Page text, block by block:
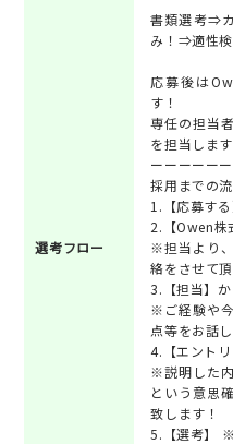
選考フロー
書類選考⇒
み！⇒適性検
応募後は
す！
専任の担当
を担当します
ーーーーー
採用までの流
1.【応募す
2.【Owen株
※担当より
絡をさせて頂
3.【担当】か
※ご経験や
点等をお話し
4.【エント
※説明した
という意思
致します！
5.【選考】 ※